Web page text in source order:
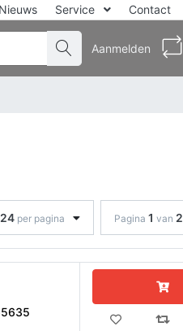
Nieuws Service Contact
Aanmelden
24 per pagina Pagina 1 van 2